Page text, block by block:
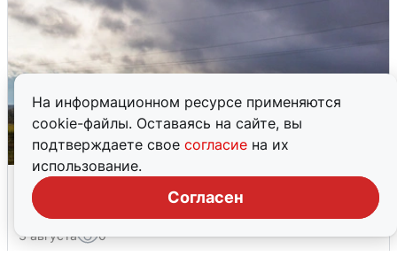
На информационном ресурсе применяются
cookie-файлы. Оставаясь на сайте, вы
подтверждаете свое согласие на их
использование.
Согласен
Над ХМАО впервые сбили
беспилотники
3 августа 0